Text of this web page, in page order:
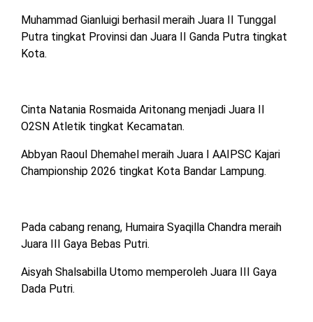
Muhammad Gianluigi berhasil meraih Juara II Tunggal
Putra tingkat Provinsi dan Juara II Ganda Putra tingkat
Kota.
Cinta Natania Rosmaida Aritonang menjadi Juara II
O2SN Atletik tingkat Kecamatan.
Abbyan Raoul Dhemahel meraih Juara I AAIPSC Kajari
Championship 2026 tingkat Kota Bandar Lampung.
Pada cabang renang, Humaira Syaqilla Chandra meraih
Juara III Gaya Bebas Putri.
Aisyah Shalsabilla Utomo memperoleh Juara III Gaya
Dada Putri.